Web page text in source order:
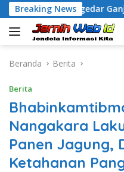
Langsung
ke
konten
Breaking News
Pengedar Ganja,
Beranda Berita
Berita
Nangakara
Panen Jagung,
Ketahanan